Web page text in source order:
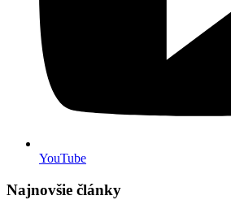
YouTube
Najnovšie články